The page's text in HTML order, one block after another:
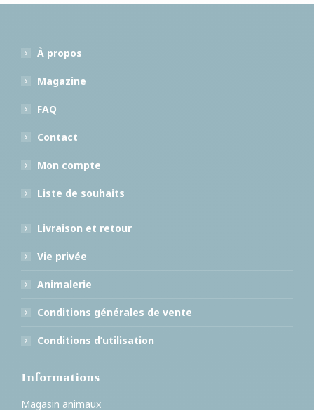
À propos
Magazine
FAQ
Contact
Mon compte
Liste de souhaits
Livraison et retour
Vie privée
Animalerie
Conditions générales de vente
Conditions d’utilisation
Informations
Magasin animaux